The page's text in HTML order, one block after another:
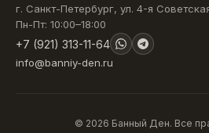
г. Санкт-Петербург, ул. 4-я
Пн-Пт: 10:00–18:00
+7 (921) 313-11-64
info@banniy-den.ru
© 2026 Банный Ден. Все